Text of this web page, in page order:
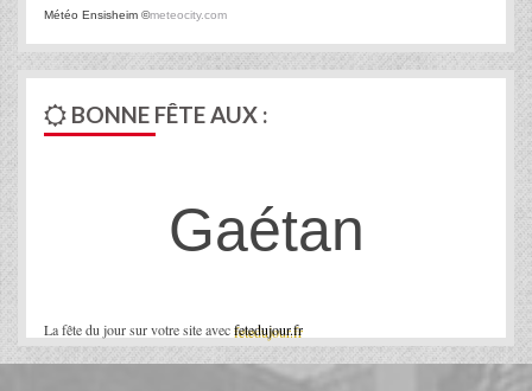
Météo Ensisheim ©meteocity.com
BONNE FÊTE AUX :
La fête du jour sur votre site avecfetedujour.fr
Gaétan